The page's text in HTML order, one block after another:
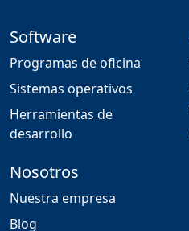
Software
Programas de oficina
Sistemas operativos
Herramientas de
desarrollo
Nosotros
Nuestra empresa
Blog